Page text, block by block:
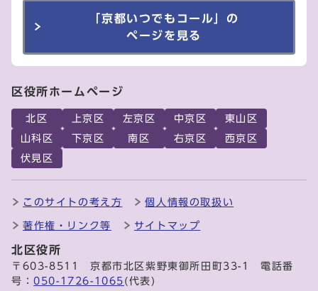
「京都いつでもコール」の
ページを見る
区役所ホームページ
北区 上京区 左京区 中京区
東山区
山科区
下京区 南区 右京区
西京区
伏見区
このサイトの考え方 個人情報の取扱い
著作権・リンク等 サイトマップ
北区役所
〒603-8511 京都市北区紫野東御所田町33-1 電話番
号：050-1726-1065 (代表)